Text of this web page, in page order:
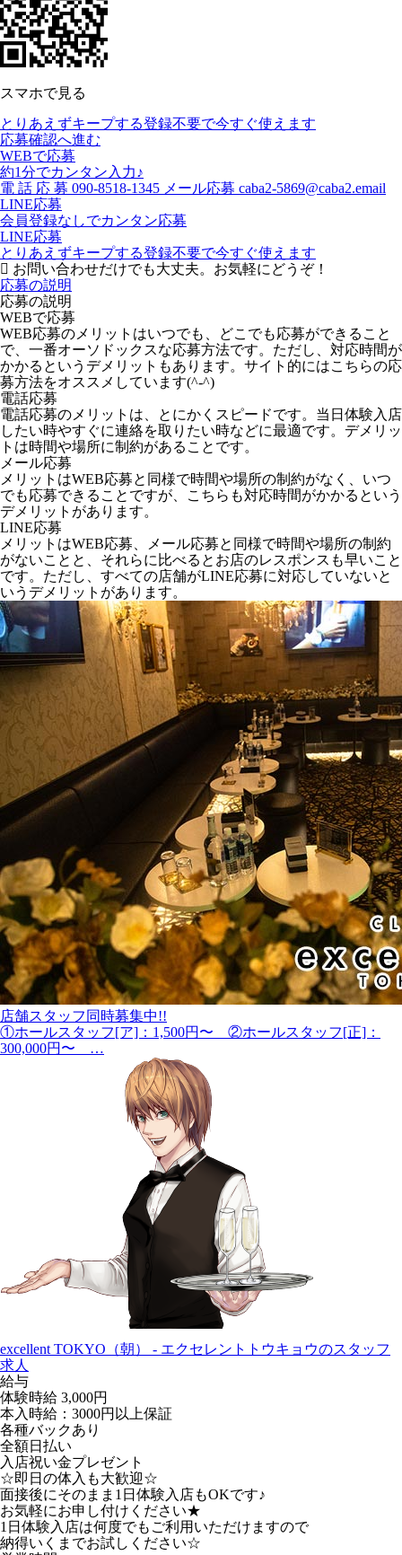
スマホで見る
とりあえずキープする登録不要で今すぐ使えます
応募確認へ進む
WEBで応募
約1分でカンタン入力♪
電 話 応 募 090-8518-1345 メール応募 caba2-5869@caba2.email
LINE応募
会員登録なしでカンタン応募
LINE応募
とりあえずキープする登録不要で今すぐ使えます
お問い合わせだけでも大丈夫。お気軽にどうぞ！
応募の説明
応募の説明
WEBで応募
WEB応募のメリットはいつでも、どこでも応募ができること
で、一番オーソドックスな応募方法です。ただし、対応時間が
かかるというデメリットもあります。サイト的にはこちらの応
募方法をオススメしています(^-^)
電話応募
電話応募のメリットは、とにかくスピードです。当日体験入店
したい時やすぐに連絡を取りたい時などに最適です。デメリッ
トは時間や場所に制約があることです。
メール応募
メリットはWEB応募と同様で時間や場所の制約がなく、いつ
でも応募できることですが、こちらも対応時間がかかるという
デメリットがあります。
LINE応募
メリットはWEB応募、メール応募と同様で時間や場所の制約
がないことと、それらに比べるとお店のレスポンスも早いこと
です。ただし、すべての店舗がLINE応募に対応していないと
いうデメリットがあります。
店舗スタッフ同時募集中!!
①ホールスタッフ[ア]：1,500円〜 ②ホールスタッフ[正]：
300,000円〜 …
excellent TOKYO（朝） - エクセレントトウキョウのスタッフ
求人
給与
体験時給 3,000円
本入時給：3000円以上保証
各種バックあり
全額日払い
入店祝い金プレゼント
☆即日の体入も大歓迎☆
面接後にそのまま1日体験入店もOKです♪
お気軽にお申し付けください★
1日体験入店は何度でもご利用いただけますので
納得いくまでお試しください☆